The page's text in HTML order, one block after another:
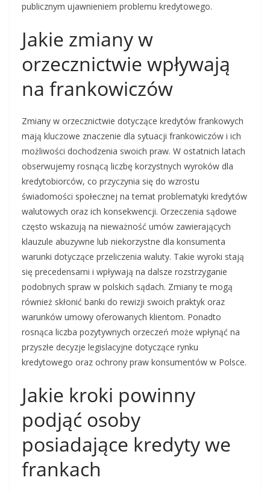
publicznym ujawnieniem problemu kredytowego.
Jakie zmiany w
orzecznictwie wpływają
na frankowiczów
Zmiany w orzecznictwie dotyczące kredytów frankowych
mają kluczowe znaczenie dla sytuacji frankowiczów i ich
możliwości dochodzenia swoich praw. W ostatnich latach
obserwujemy rosnącą liczbę korzystnych wyroków dla
kredytobiorców, co przyczynia się do wzrostu
świadomości społecznej na temat problematyki kredytów
walutowych oraz ich konsekwencji. Orzeczenia sądowe
często wskazują na nieważność umów zawierających
klauzule abuzywne lub niekorzystne dla konsumenta
warunki dotyczące przeliczenia waluty. Takie wyroki stają
się precedensami i wpływają na dalsze rozstrzyganie
podobnych spraw w polskich sądach. Zmiany te mogą
również skłonić banki do rewizji swoich praktyk oraz
warunków umowy oferowanych klientom. Ponadto
rosnąca liczba pozytywnych orzeczeń może wpłynąć na
przyszłe decyzje legislacyjne dotyczące rynku
kredytowego oraz ochrony praw konsumentów w Polsce.
Jakie kroki powinny
podjąć osoby
posiadające kredyty we
frankach